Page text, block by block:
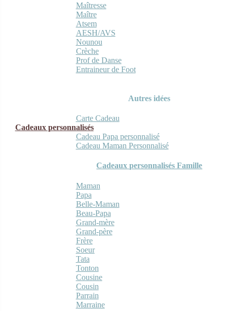
Maîtresse
Maître
Atsem
AESH/AVS
Nounou
Crèche
Prof de Danse
Entraineur de Foot
Autres idées
Carte Cadeau
Cadeaux personnalisés
Cadeau Papa personnalisé
Cadeau Maman Personnalisé
Cadeaux personnalisés Famille
Maman
Papa
Belle-Maman
Beau-Papa
Grand-mère
Grand-père
Frère
Soeur
Tata
Tonton
Cousine
Cousin
Parrain
Marraine